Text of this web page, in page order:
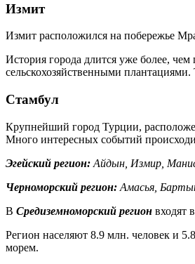
Измит
Измит расположился на побережье
История города длится уже более,
сельскохозяйственными
Стамбул
Крупнейший город Турции,
Много интересных событий
Эгейский регион: Айдын, Измир,
Черноморский регион: Амасья,
В Средиземноморский регион входят
Регион населяют 8.9 млн. человек и
морем.